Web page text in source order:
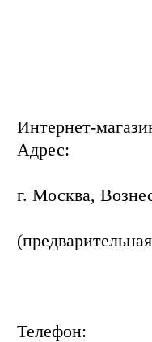
Интернет-
Адрес:
г. Москва,
Телефон: